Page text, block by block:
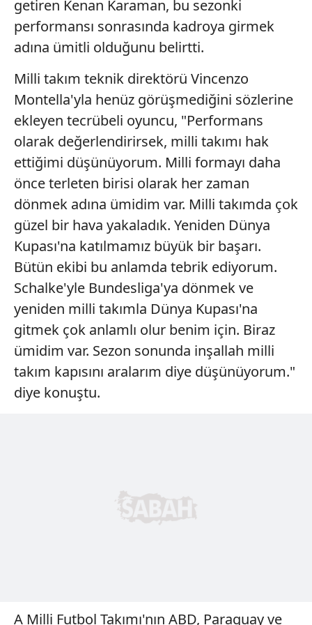
için Ayarlar butonuna tıklayabilir, Çerez Bilgilendirme
Metnimiziziyaret edebilirsiniz.
hazırlanmış Aydınlatma Metnimizi okumak ve sitemizde
ilgili mevzuata uygun olarak kullanılan çerezlerle ilgili bilgi
almak için lütfen
tıklayınız.
getiren Kenan Karaman, bu sezonki
performansı sonrasında kadroya girmek
adına ümitli olduğunu belirtti.
Milli takım teknik direktörü Vincenzo
Montella'yla henüz görüşmediğini sözlerine
ekleyen tecrübeli oyuncu, "Performans
olarak değerlendirirsek, milli takımı hak
ettiğimi düşünüyorum. Milli formayı daha
önce terleten birisi olarak her zaman
dönmek adına ümidim var. Milli takımda çok
güzel bir hava yakaladık. Yeniden Dünya
Kupası'na katılmamız büyük bir başarı.
Bütün ekibi bu anlamda tebrik ediyorum.
Schalke'yle Bundesliga'ya dönmek ve
yeniden milli takımla Dünya Kupası'na
gitmek çok anlamlı olur benim için. Biraz
ümidim var. Sezon sonunda inşallah milli
takım kapısını aralarım diye düşünüyorum."
diye konuştu.
A Milli Futbol Takımı'nın ABD, Paraguay ve